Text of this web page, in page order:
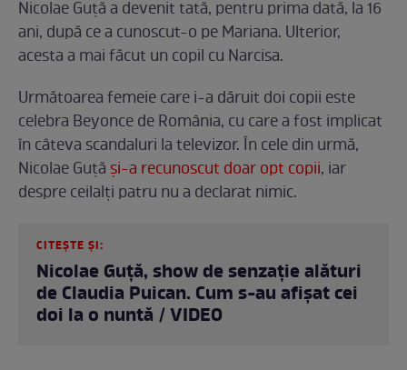
Nicolae Guță a devenit tată, pentru prima dată, la 16
ani, după ce a cunoscut-o pe Mariana. Ulterior,
acesta a mai făcut un copil cu Narcisa.
Următoarea femeie care i-a dăruit doi copii este
celebra Beyonce de România, cu care a fost implicat
în câteva scandaluri la televizor. În cele din urmă,
Nicolae Guță și-a recunoscut doar opt copii, iar
despre ceilalți patru nu a declarat nimic.
CITEȘTE ȘI:
Nicolae Guță, show de senzație alături
de Claudia Puican. Cum s-au afișat cei
doi la o nuntă / VIDEO